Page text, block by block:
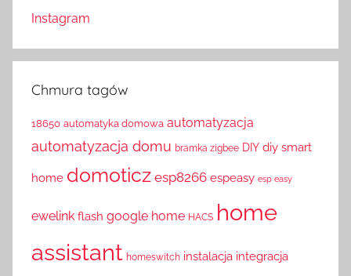
Instagram
Chmura tagów
18650 automatyka domowa automatyzacja
automatyzacja domu bramka zigbee DIY diy smart
home domoticz esp8266 espeasy esp easy
ewelink flash google home HACS home
assistant homeswitch instalacja integracja